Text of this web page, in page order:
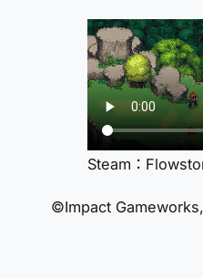
Steam：
©Impact